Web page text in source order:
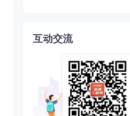
互动交流